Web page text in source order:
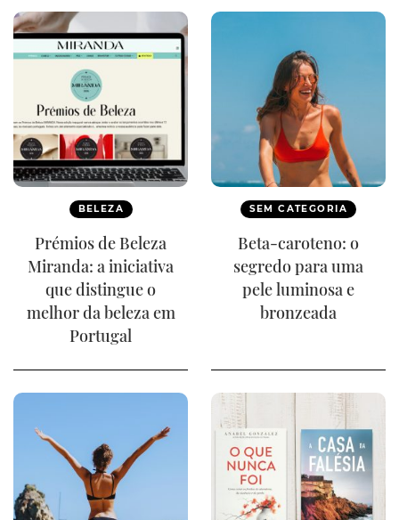
BELEZA
Prémios de Beleza
Miranda: a iniciativa
que distingue o
melhor da beleza em
Portugal
SEM CATEGORIA
Beta-caroteno: o
segredo para uma
pele luminosa e
bronzeada